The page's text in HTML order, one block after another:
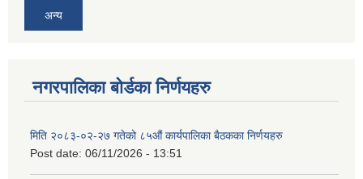
अन्य
नगरपालिका बोर्डका निर्णयहरु
मिति २०८३-०२-२७ गतेको ८५औं कार्यपालिका बैठकका निर्णयहरु
Post date: 06/11/2026 - 13:51